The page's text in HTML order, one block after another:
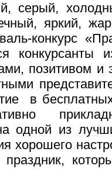
серый,
яркий,
конкурс
конкурсанты
позитивом и
в
одной из
хорошего